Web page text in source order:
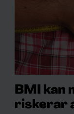
BMI kan
riskerar